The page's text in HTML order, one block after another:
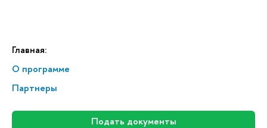
Главная:
О программе
Партнеры
Подать документы